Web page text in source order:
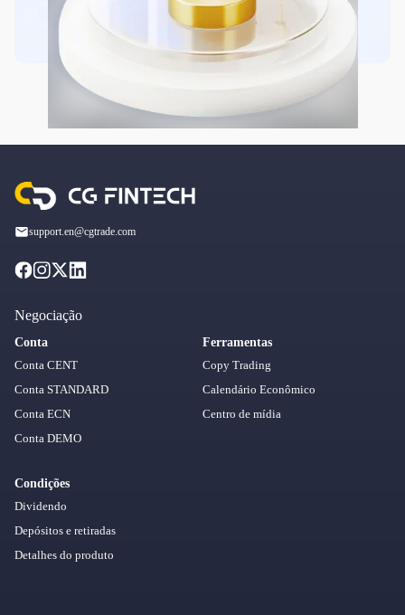
support.en@cgtrade.com
Negociação
Conta
Conta CENT
Conta STANDARD
Conta ECN
Conta DEMO
Condições
Dividendo
Depósitos e retiradas
Detalhes do produto
Ferramentas
Copy Trading
Calendário Econômico
Centro de mídia